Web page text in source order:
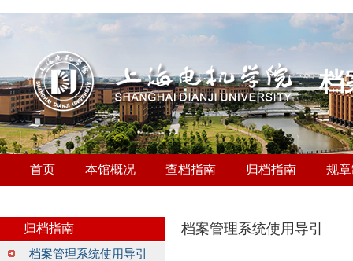
档
首页 本馆概况 查档指南 归档指南 规
归档指南
档案管理系统使用导引
档案管理系统使用导引